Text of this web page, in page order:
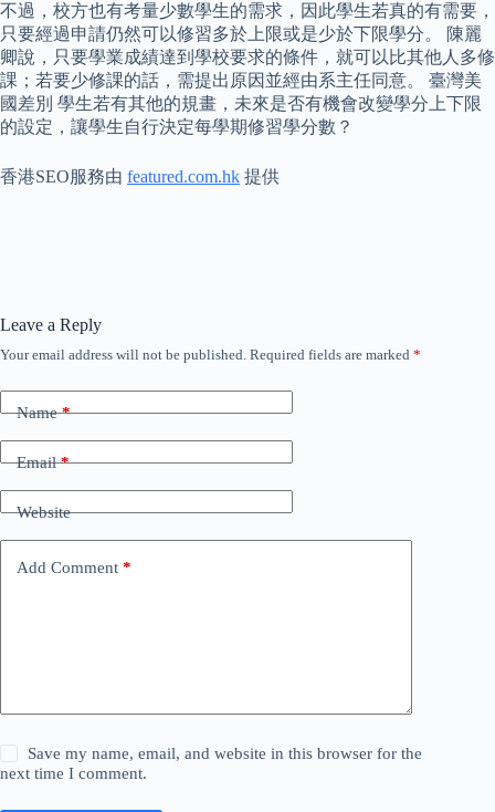
不過，校方也有考量少數學生的需求，因此學生若真的有需要，
只要經過申請仍然可以修習多於上限或是少於下限學分。 陳麗
卿說，只要學業成績達到學校要求的條件，就可以比其他人多修
課；若要少修課的話，需提出原因並經由系主任同意。 臺灣美
國差別 學生若有其他的規畫，未來是否有機會改變學分上下限
的設定，讓學生自行決定每學期修習學分數？
香港SEO服務由 featured.com.hk 提供
Leave a Reply
Your email address will not be published. Required fields are marked *
Name*
Email*
Website
Add Comment *
Save my name, email, and website in this browser for the
next time I comment.